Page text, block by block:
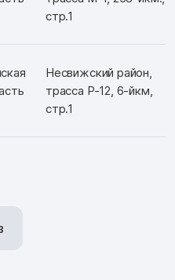
стр.1
Несвижский район,
трасса Р-12, 6-йкм,
стр.1